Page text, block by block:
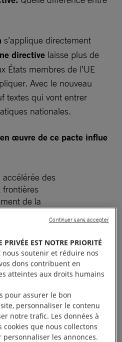
s’applique directement
directive laisse plus de
États membres de l’UE
Avec le nouveau
textes qui vont entrer
nationales.
œuvre de ce pacte influe
accélérée des
frontières
de la
de transit des
de solidarité plus
les États membres
les
plus
PRIVÉE EST NOTRE PRIORITÉ
nous soutenir et réduire nos
dons contribuent en
atteintes aux droits humains
pour assurer le bon
personnaliser le contenu
notre trafic. Les données à
que nous collectons
les annonces.
Continuer sans accepter